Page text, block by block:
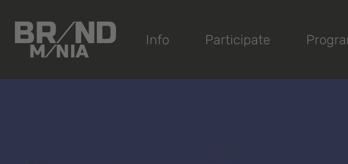
®
Info Participate